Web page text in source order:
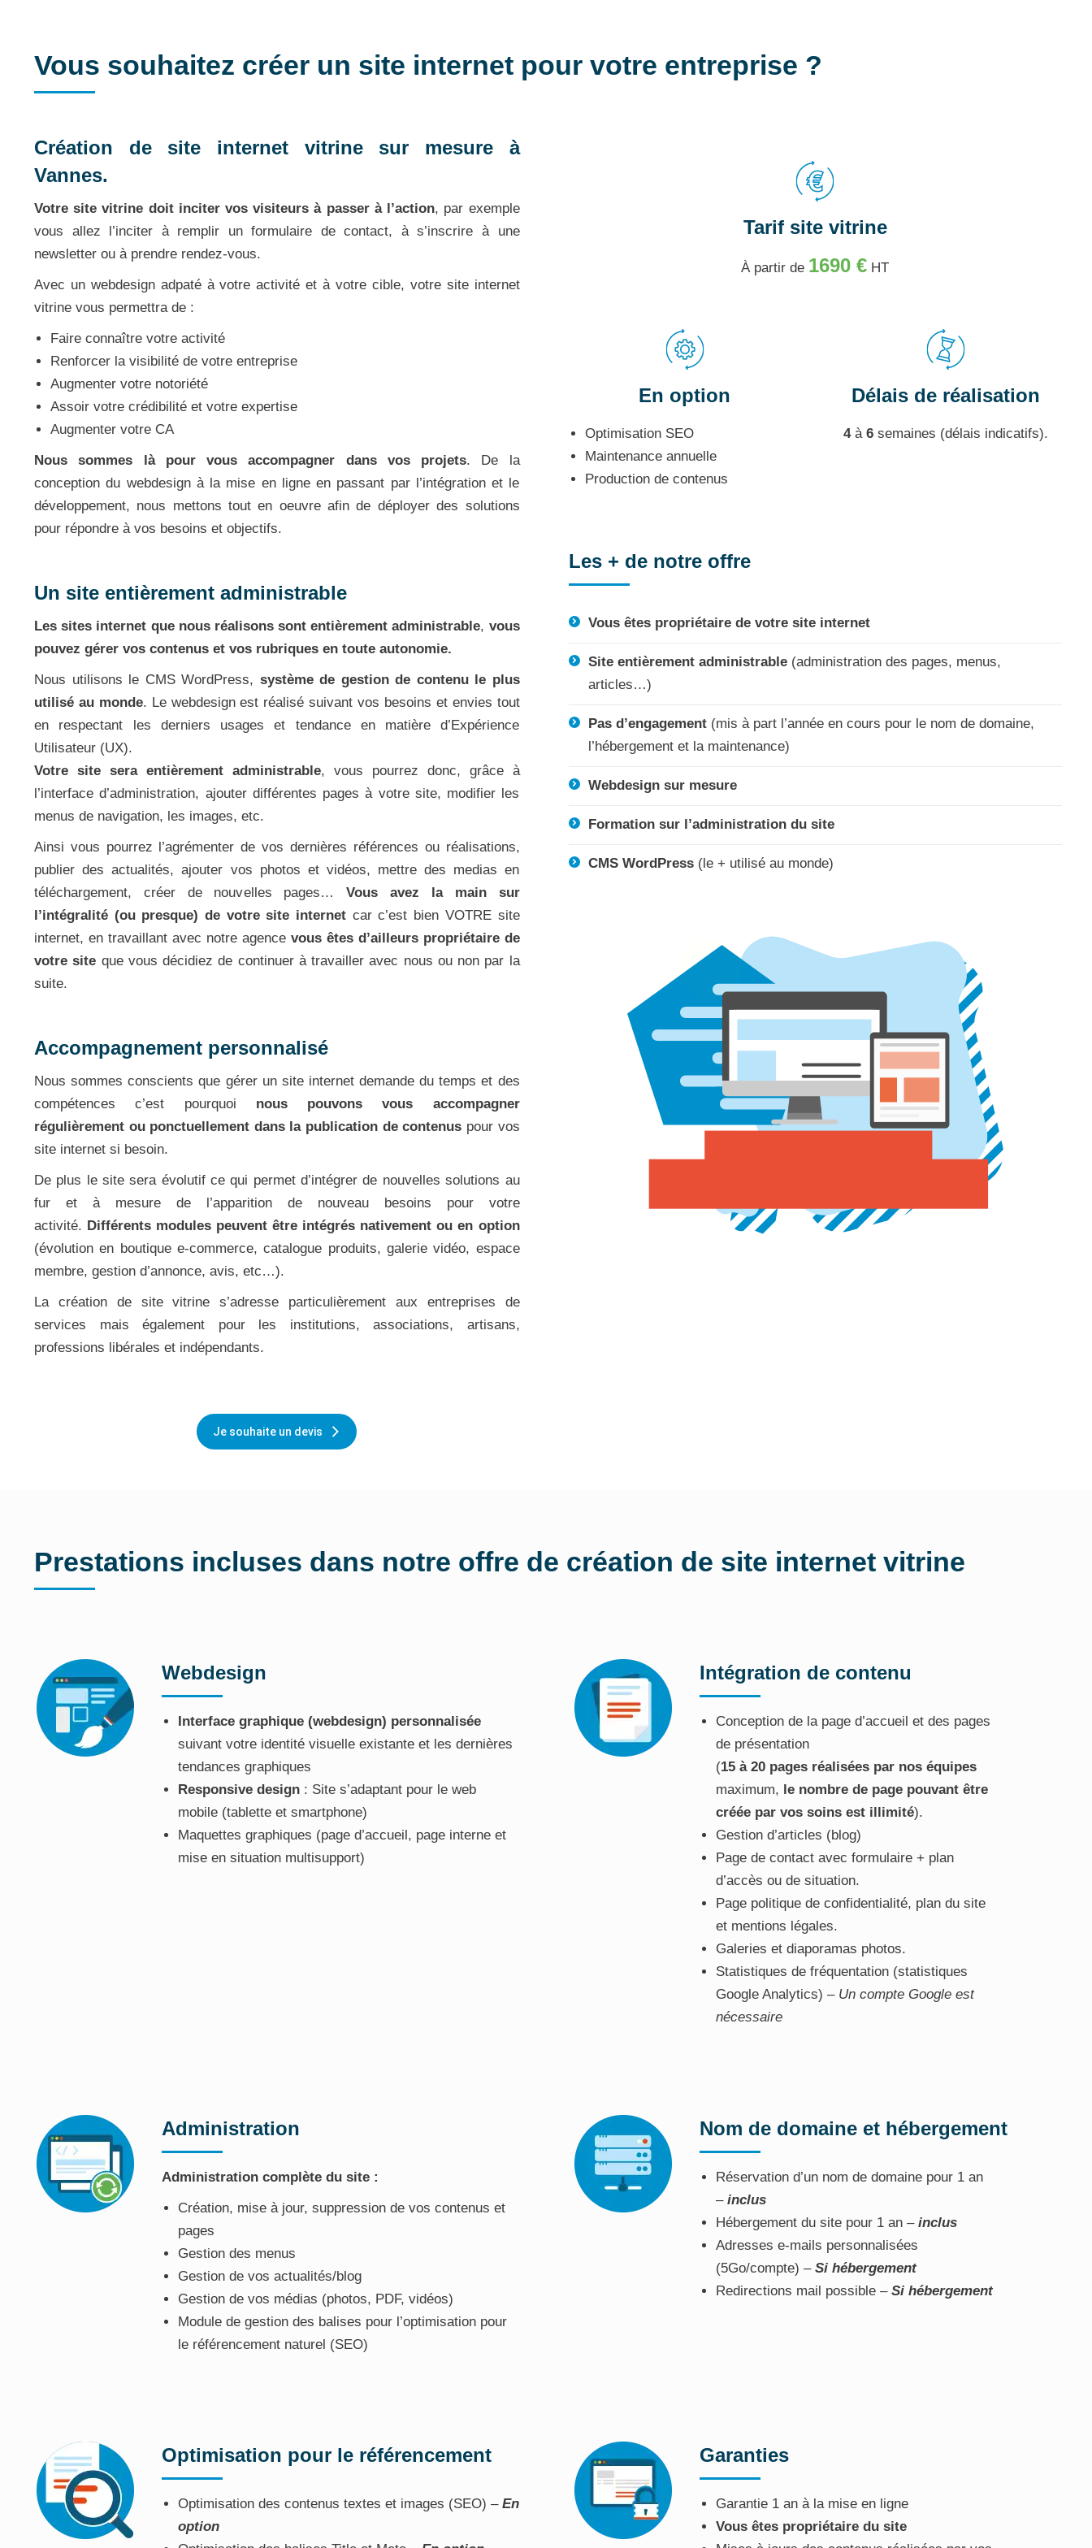
Vous souhaitez créer un site internet pour votre entreprise ?
Création de site internet vitrine sur mesure à
Vannes.
Votre site vitrine doit inciter vos visiteurs à passer à l’action, par exemple
vous allez l’inciter à remplir un formulaire de contact, à s’inscrire à une
newsletter ou à prendre rendez-vous.
Avec un webdesign adpaté à votre activité et à votre cible, votre site internet
vitrine vous permettra de :
Faire connaître votre activité
Renforcer la visibilité de votre entreprise
Augmenter votre notoriété
Assoir votre crédibilité et votre expertise
Augmenter votre CA
Nous sommes là pour vous accompagner dans vos projets. De la
conception du webdesign à la mise en ligne en passant par l’intégration et le
développement, nous mettons tout en oeuvre afin de déployer des solutions
pour répondre à vos besoins et objectifs.
Un site entièrement administrable
Les sites internet que nous réalisons sont entièrement administrable, vous
pouvez gérer vos contenus et vos rubriques en toute autonomie.
Nous utilisons le CMS WordPress, système de gestion de contenu le plus
utilisé au monde. Le webdesign est réalisé suivant vos besoins et envies tout
en respectant les derniers usages et tendance en matière d’Expérience
Utilisateur (UX).
Votre site sera entièrement administrable, vous pourrez donc, grâce à
l’interface d’administration, ajouter différentes pages à votre site, modifier les
menus de navigation, les images, etc.
Ainsi vous pourrez l’agrémenter de vos dernières références ou réalisations,
publier des actualités, ajouter vos photos et vidéos, mettre des medias en
téléchargement, créer de nouvelles pages…Vous avez la main sur
l’intégralité (ou presque) de votre site internet car c’est bien VOTRE site
internet, en travaillant avec notre agence vous êtes d’ailleurs propriétaire de
votre site que vous décidiez de continuer à travailler avec nous ou non par la
suite.
Accompagnement personnalisé
Nous sommes conscients que gérer un site internet demande du temps et des
compétences c’est pourquoi nous pouvons vous accompagner
régulièrement ou ponctuellement dans la publication de contenus pour vos
site internet si besoin.
De plus le site sera évolutif ce qui permet d’intégrer de nouvelles solutions au
fur et à mesure de l’apparition de nouveau besoins pour votre
activité. Différents modules peuvent être intégrés nativement ou en option
(évolution en boutique e-commerce, catalogue produits, galerie vidéo, espace
membre, gestion d’annonce, avis, etc…).
La création de site vitrine s’adresse particulièrement aux entreprises de
services mais également pour les institutions, associations, artisans,
professions libérales et indépendants.
Je souhaite un devis
Tarif site vitrine
À partir de 1690 € HT
En option
Optimisation SEO
Maintenance annuelle
Production de contenus
Délais de réalisation
4à 6semaines (délais indicatifs).
Les + de notre offre
Vous êtes propriétaire de votre site internet
Site entièrement administrable(administration des pages, menus,
articles…)
Pas d’engagement(mis à part l’année en cours pour le nom de domaine,
l’hébergement et la maintenance)
Webdesign sur mesure
Formation sur l’administration du site
CMS WordPress(le + utilisé au monde)
Prestations incluses dans notre offre de création de site internet vitrine
Webdesign
Interface graphique (webdesign) personnalisée
suivant votre identité visuelle existante et les dernières
tendances graphiques
Responsive design: Site s’adaptant pour le web
mobile (tablette et smartphone)
Maquettes graphiques (page d’accueil, page interne et
mise en situation multisupport)
Intégration de contenu
Conception de la page d’accueil et des pages
de présentation
(15 à 20 pages réalisées par nos équipes
maximum, le nombre de page pouvant être
créée par vos soins est illimité).
Gestion d’articles (blog)
Page de contact avec formulaire + plan
d’accès ou de situation.
Page politique de confidentialité, plan du site
et mentions légales.
Galeries et diaporamas photos.
Statistiques de fréquentation (statistiques
Google Analytics) – Un compte Google est
nécessaire
Administration
Administration complète du site :
Création, mise à jour, suppression de vos contenus et
pages
Gestion des menus
Gestion de vos actualités/blog
Gestion de vos médias (photos, PDF, vidéos)
Module de gestion des balises pour l’optimisation pour
le référencement naturel (SEO)
Nom de domaine et hébergement
Réservation d’un nom de domaine pour 1 an
– inclus
Hébergement du site pour 1 an – inclus
Adresses e-mails personnalisées
(5Go/compte) – Si hébergement
Redirections mail possible – Si hébergement
Optimisation pour le référencement
Optimisation des contenus textes et images (SEO) – En
option
Garanties
Garantie 1 an à la mise en ligne
Vous êtes propriétaire du site